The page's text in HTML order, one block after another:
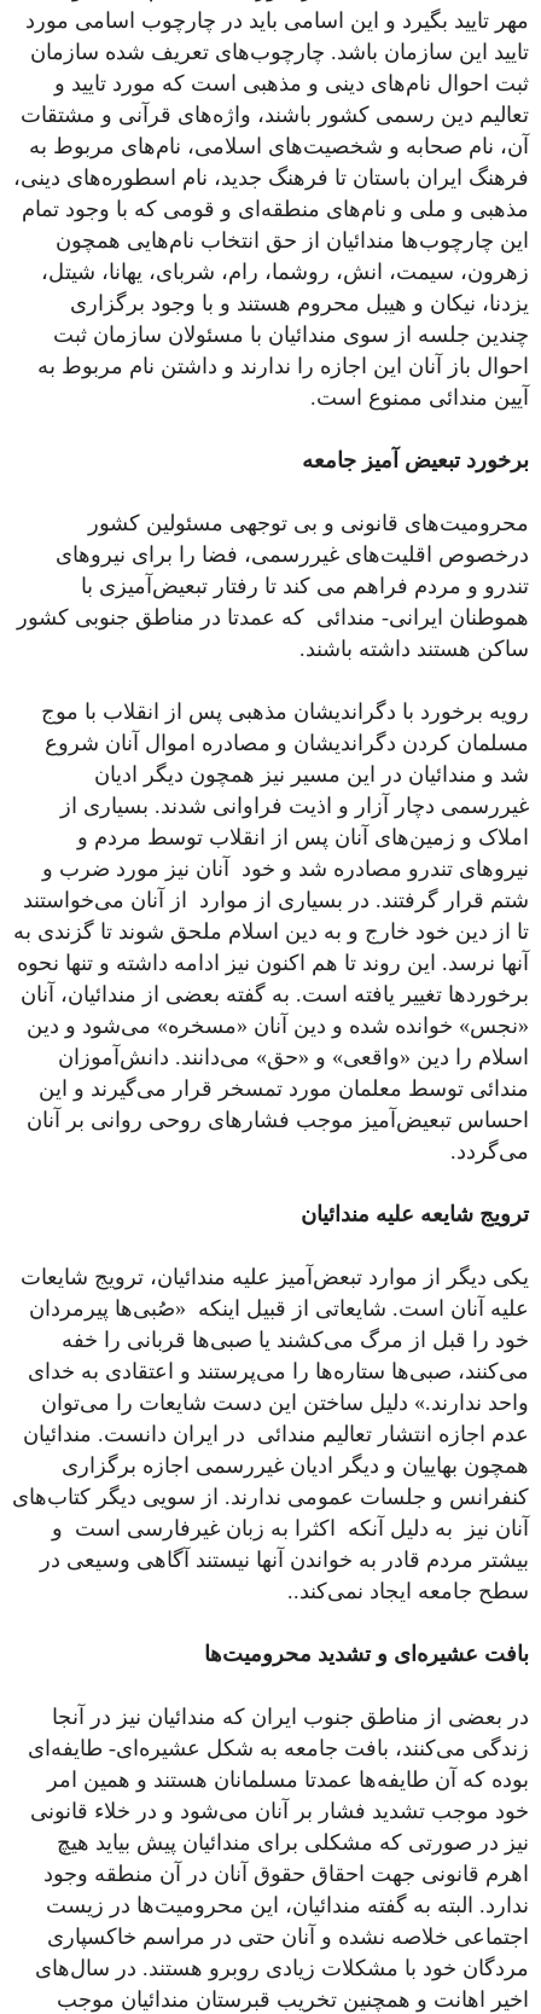
مهر تایید بگیرد و این اسامی باید در چارچوب اسامی مورد
تایید این سازمان باشد. چارچوب‌های تعریف شده سازمان
ثبت احوال نام‌های دینی و مذهبی است که مورد تایید و
تعالیم دین رسمی کشور باشند، واژه‌های قرآنی و مشتقات
آن، نام صحابه و شخصیت‌های اسلامی، نام‌های مربوط به
فرهنگ ایران باستان تا فرهنگ جدید، نام اسطوره‌های دینی،
مذهبی و ملی و نام‌های منطقه‌ای و قومی که با وجود تمام
این چارچوب‌ها مندائیان از حق انتخاب نام‌هایی همچون
زهرون، سیمت، انش، روشما، رام، شربای، یهانا، شیتل،
یزدنا، نیکان و هیبل محروم هستند و با وجود برگزاری
چندین جلسه از سوی مندائیان با مسئولان سازمان ثبت
احوال باز آنان این اجازه را ندارند و داشتن نام مربوط به
آیین مندائی ممنوع است.
برخورد تبعیض آمیز جامعه
محرومیت‌های قانونی و بی توجهی مسئولین کشور
درخصوص اقلیت‌های غیررسمی، فضا را برای نیروهای
تندرو و مردم فراهم می کند تا رفتار تبعیض‌آمیزی با
هموطنان ایرانی- مندائی که عمدتا در مناطق جنوبی کشور
ساکن هستند داشته باشند.
رویه برخورد با دگراندیشان مذهبی پس از انقلاب با موج
مسلمان کردن دگراندیشان و مصادره اموال آنان شروع
شد و مندائیان در این مسیر نیز همچون دیگر ادیان
غیررسمی دچار آزار و اذیت فراوانی شدند. بسیاری از
املاک و زمین‌های آنان پس از انقلاب توسط مردم و
نیروهای تندرو مصادره شد و خود آنان نیز مورد ضرب و
شتم قرار گرفتند. در بسیاری از موارد از آنان می‌خواستند
تا از دین خود خارج و به دین اسلام ملحق شوند تا گزندی به
آنها نرسد. این روند تا هم اکنون نیز ادامه داشته و تنها نحوه
برخوردها تغییر یافته است. به گفته بعضی از مندائیان، آنان
«نجس» خوانده شده و دین آنان «مسخره» می‌شود و دین
اسلام را دین «واقعی» و «حق» می‌دانند. دانش‌آموزان
مندائی توسط معلمان مورد تمسخر قرار می‌گیرند و این
احساس تبعیض‌آمیز موجب فشارهای روحی روانی بر آنان
می‌گردد.
ترویج شایعه علیه مندائیان
یکی دیگر از موارد تبعض‌آمیز علیه مندائیان، ترویج شایعات
علیه آنان است. شایعاتی از قبیل اینکه «صُبی‌ها پیرمردان
خود را قبل از مرگ می‌کشند یا صبی‌ها قربانی را خفه
می‌کنند، صبی‌ها ستاره‌ها را می‌پرستند و اعتقادی به خدای
واحد ندارند.» دلیل ساختن این دست شایعات را می‌توان
عدم اجازه انتشار تعالیم مندائی در ایران دانست. مندائیان
همچون بهاییان و دیگر ادیان غیررسمی اجازه برگزاری
کنفرانس و جلسات عمومی ندارند. از سویی دیگر کتاب‌های
آنان نیز به دلیل آنکه اکثرا به زبان غیرفارسی است و
بیشتر مردم قادر به خواندن آنها نیستند آگاهی وسیعی در
سطح جامعه ایجاد نمی‌کند..
بافت عشیره‌ای و تشدید محرومیت‌ها
در بعضی از مناطق جنوب ایران که مندائیان نیز در آنجا
زندگی می‌کنند، بافت جامعه به شکل عشیره‌ای- طایفه‌ای
بوده که آن طایفه‌ها عمدتا مسلمانان هستند و همین امر
خود موجب تشدید فشار بر آنان می‌شود و در خلاء قانونی
نیز در صورتی که مشکلی برای مندائیان پیش بیاید هیچ
اهرم قانونی جهت احقاق حقوق آنان در آن منطقه وجود
ندارد. البته به گفته مندائیان، این محرومیت‌ها در زیست
اجتماعی خلاصه نشده و آنان حتی در مراسم خاکسپاری
مردگان خود با مشکلات زیادی روبرو هستند. در سال‌های
اخیر اهانت و همچنین تخریب قبرستان مندائیان موجب